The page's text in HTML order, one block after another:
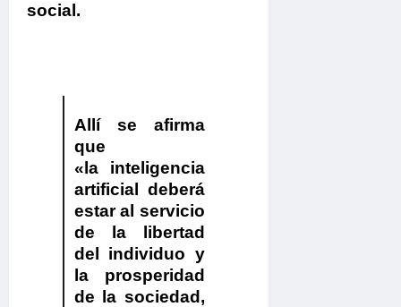
social.
Allí se afirma
que
« la inteligencia
artificial deberá
estar al servicio
de la libertad
del individuo y
la prosperidad
de la sociedad,